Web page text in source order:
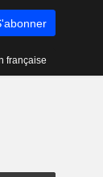
française